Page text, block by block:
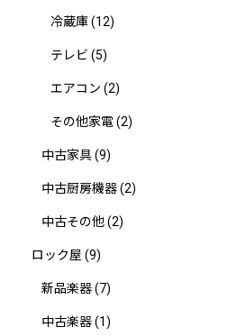
冷蔵庫(12)
テレビ (5)
エアコン (2)
その他家電(2)
中古家具(9)
中古厨房機器(2)
中古その他(2)
ロック屋 (9)
新品楽器(7)
中古楽器(1)